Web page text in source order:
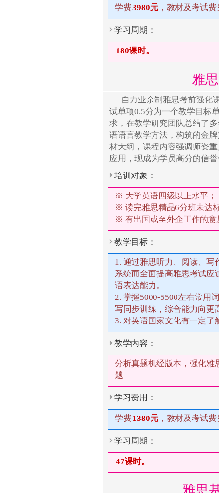
学费3980元 ，教材及考试
学习周期：
180课时。
雅
自力业余制雅思考前强化
试单项0.5分为一个教学目标
求，在教学研究团队总结了
语语言教学方法，构筑的金
材大纲，课程内容强调师资
应用，现成为学员高分的信
培训对象：
※ 大学英语四级以上水平；
※ 读完雅思精品6分班未达
※ 有出国或至外企工作的
教学目标：
1. 通过雅思听力、阅读、
系统而全面提高雅思考试应
语表达能力。
2. 掌握5000-5500左右常用
写同步训练，综合能力向更
3. 对英语国家文化有一定了
教学内容：
分析真题机经版本，强化雅
题
学习费用：
学费1380元 ，教材及考试
学习周期：
47课时。
雅思